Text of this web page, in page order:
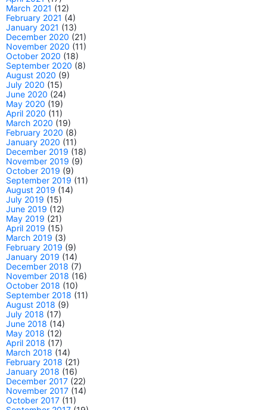
March 2021 (12)
February 2021 (4)
January 2021 (13)
December 2020 (21)
November 2020 (11)
October 2020 (18)
September 2020 (8)
August 2020 (9)
July 2020 (15)
June 2020 (24)
May 2020 (19)
April 2020 (11)
March 2020 (19)
February 2020 (8)
January 2020 (11)
December 2019 (18)
November 2019 (9)
October 2019 (9)
September 2019 (11)
August 2019 (14)
July 2019 (15)
June 2019 (12)
May 2019 (21)
April 2019 (15)
March 2019 (3)
February 2019 (9)
January 2019 (14)
December 2018 (7)
November 2018 (16)
October 2018 (10)
September 2018 (11)
August 2018 (9)
July 2018 (17)
June 2018 (14)
May 2018 (12)
April 2018 (17)
March 2018 (14)
February 2018 (21)
January 2018 (16)
December 2017 (22)
November 2017 (14)
October 2017 (11)